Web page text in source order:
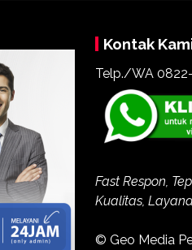
Kontak
Telp./WA
Fast Respon,
Kualitas,
© Geo Media